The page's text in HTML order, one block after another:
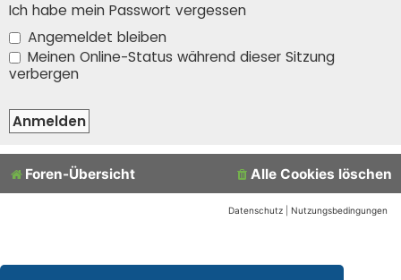
Ich habe mein Passwort vergessen
Angemeldet bleiben
Meinen Online-Status während dieser Sitzung
verbergen
Foren-Übersicht Alle Cookies löschen
Datenschutz Nutzungsbedingungen